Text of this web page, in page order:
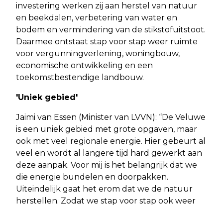
investering werken zij aan herstel van natuur
en beekdalen, verbetering van water en
bodem en vermindering van de stikstofuitstoot.
Daarmee ontstaat stap voor stap weer ruimte
voor vergunningverlening, woningbouw,
economische ontwikkeling en een
toekomstbestendige landbouw.
'Uniek gebied'
Jaimi van Essen (Minister van LVVN): “De Veluwe
is een uniek gebied met grote opgaven, maar
ook met veel regionale energie. Hier gebeurt al
veel en wordt al langere tijd hard gewerkt aan
deze aanpak. Voor mij is het belangrijk dat we
die energie bundelen en doorpakken.
Uiteindelijk gaat het erom dat we de natuur
herstellen. Zodat we stap voor stap ook weer